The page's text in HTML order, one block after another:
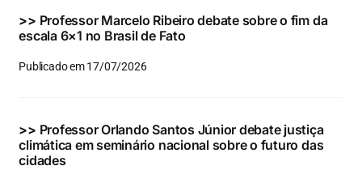
>> Professor Marcelo Ribeiro debate sobre o fim da
escala 6×1 no Brasil de Fato
Publicado em 17/07/2026
>> Professor Orlando Santos Júnior debate justiça
climática em seminário nacional sobre o futuro das
cidades